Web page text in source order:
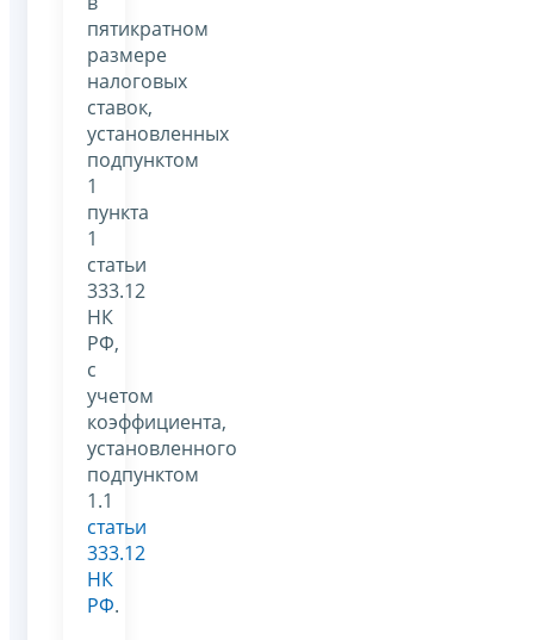
пятикратном
размере
налоговых
ставок,
установленных
подпунктом
1
пункта
1
статьи
333.12
НК
РФ,
с
учетом
коэффициента,
установленного
подпунктом
1.1
статьи
333.12
НК
РФ.